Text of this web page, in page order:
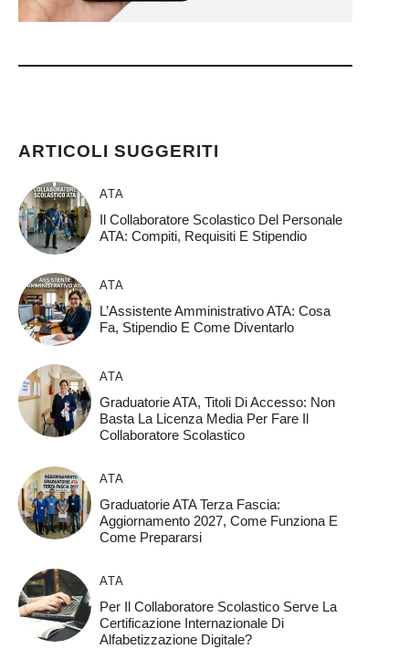
ARTICOLI SUGGERITI
ATA
Il Collaboratore Scolastico Del Personale
ATA: Compiti, Requisiti E Stipendio
ATA
L’Assistente Amministrativo ATA: Cosa
Fa, Stipendio E Come Diventarlo
ATA
Graduatorie ATA, Titoli Di Accesso: Non
Basta La Licenza Media Per Fare Il
Collaboratore Scolastico
ATA
Graduatorie ATA Terza Fascia:
Aggiornamento 2027, Come Funziona E
Come Prepararsi
ATA
Per Il Collaboratore Scolastico Serve La
Certificazione Internazionale Di
Alfabetizzazione Digitale?